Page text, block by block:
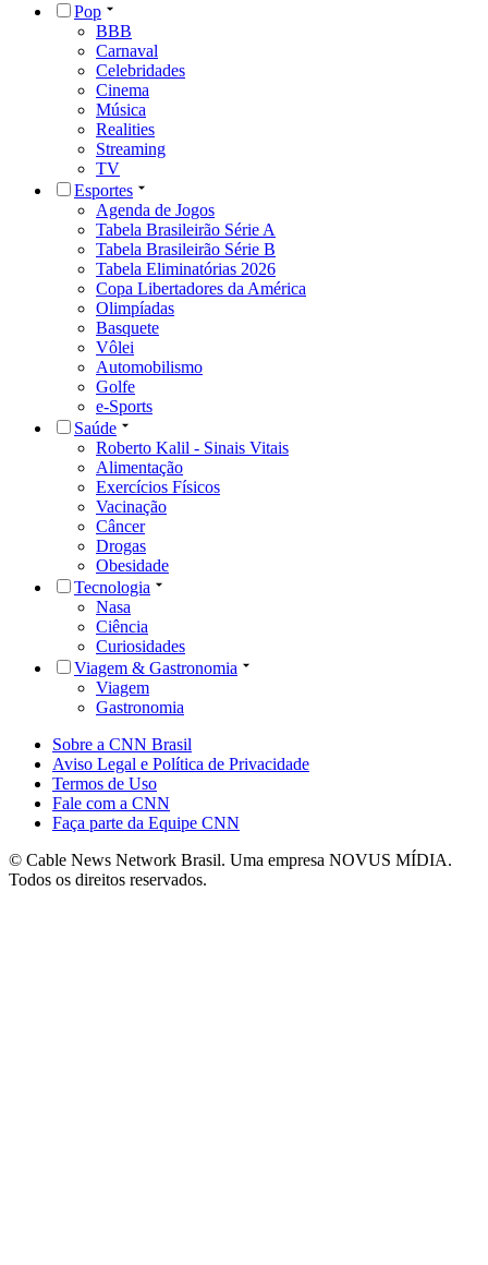
Pop
BBB
Carnaval
Celebridades
Cinema
Música
Realities
Streaming
TV
Esportes
Agenda de Jogos
Tabela Brasileirão Série A
Tabela Brasileirão Série B
Tabela Eliminatórias 2026
Copa Libertadores da América
Olimpíadas
Basquete
Vôlei
Automobilismo
Golfe
e-Sports
Saúde
Roberto Kalil - Sinais Vitais
Alimentação
Exercícios Físicos
Vacinação
Câncer
Drogas
Obesidade
Tecnologia
Nasa
Ciência
Curiosidades
Viagem & Gastronomia
Viagem
Gastronomia
Sobre a CNN Brasil
Aviso Legal e Política de Privacidade
Termos de Uso
Fale com a CNN
Faça parte da Equipe CNN
© Cable News Network Brasil. Uma empresa NOVUS MÍDIA.
Todos os direitos reservados.